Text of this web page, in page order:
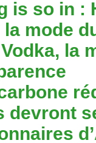
is so in :
mode
la
devront